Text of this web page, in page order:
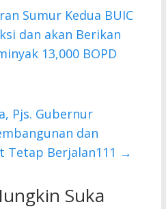
Sumur Kedua BUIC
dan akan Berikan
13,000 BOPD
Pjs. Gubernur
dan
Tetap Berjalan111 →
Suka